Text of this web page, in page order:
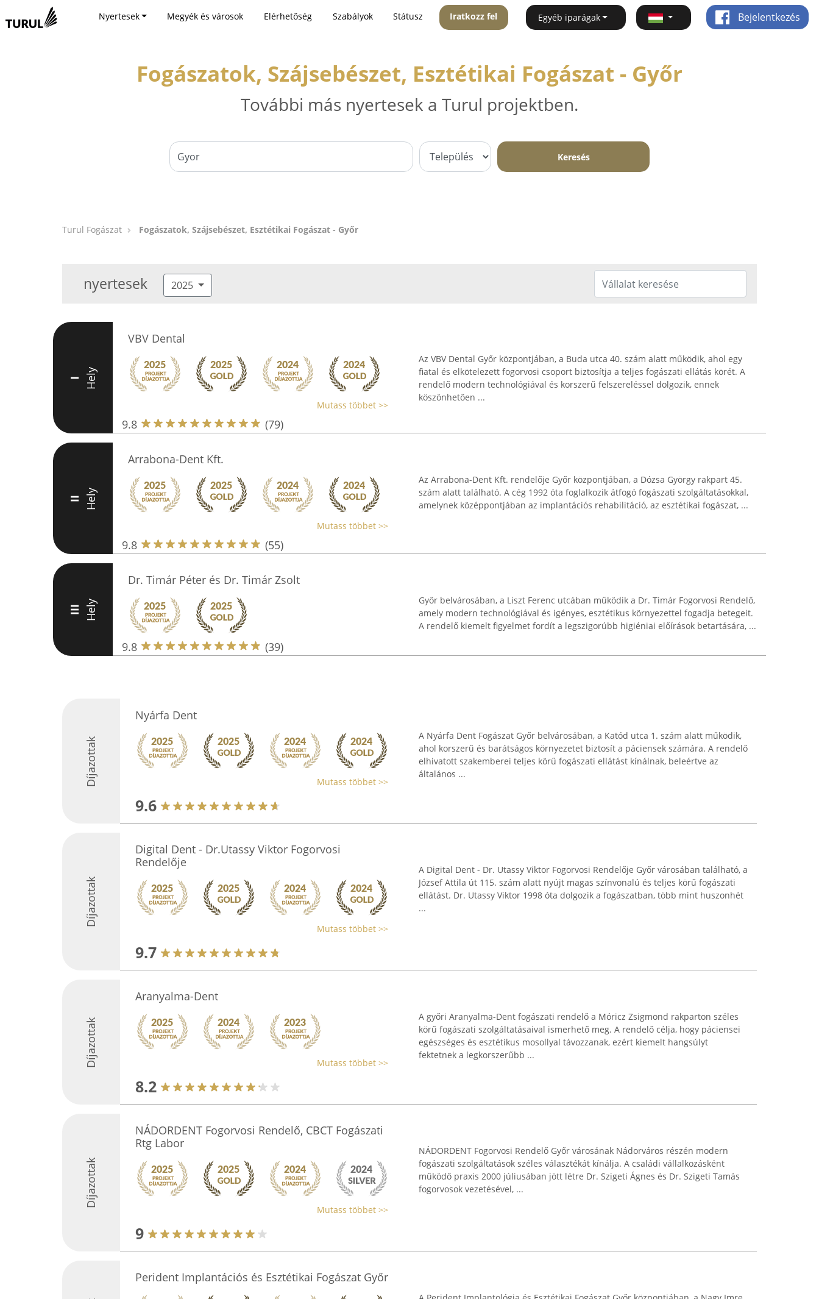
Nyertesek Megyék és városok Elérhetőség Szabályok Státusz Iratkozz fel Egyéb iparágak Bejelentkezés
Fogászatok, Szájsebészet, Esztétikai Fogászat - Győr
További más nyertesek a Turul projektben.
Keresés
Turul Fogászat Fogászatok, Szájsebészet, Esztétikai Fogászat - Győr
nyertesek 2025
I Hely
VBV Dental
Mutass többet >>
9.8 (79)
Az VBV Dental Győr központjában, a Buda utca 40. szám alatt működik, ahol egy
fiatal és elkötelezett fogorvosi csoport biztosítja a teljes fogászati ellátás körét. A
rendelő modern technológiával és korszerű felszereléssel dolgozik, ennek
köszönhetően ...
II Hely
Arrabona-Dent Kft.
Mutass többet >>
9.8 (55)
Az Arrabona-Dent Kft. rendelője Győr központjában, a Dózsa György rakpart 45.
szám alatt található. A cég 1992 óta foglalkozik átfogó fogászati szolgáltatásokkal,
amelynek középpontjában az implantációs rehabilitáció, az esztétikai fogászat, ...
III Hely
Dr. Timár Péter és Dr. Timár Zsolt
9.8 (39)
Győr belvárosában, a Liszt Ferenc utcában működik a Dr. Timár Fogorvosi Rendelő,
amely modern technológiával és igényes, esztétikus környezettel fogadja betegeit.
A rendelő kiemelt figyelmet fordít a legszigorúbb higiéniai előírások betartására, ...
Díjazottak
Nyárfa Dent
Mutass többet >>
9.6
A Nyárfa Dent Fogászat Győr belvárosában, a Katód utca 1. szám alatt működik,
ahol korszerű és barátságos környezetet biztosít a páciensek számára. A rendelő
elhivatott szakemberei teljes körű fogászati ellátást kínálnak, beleértve az
általános ...
Díjazottak
Digital Dent - Dr.Utassy Viktor Fogorvosi
Rendelője
Mutass többet >>
9.7
A Digital Dent - Dr. Utassy Viktor Fogorvosi Rendelője Győr városában található, a
József Attila út 115. szám alatt nyújt magas színvonalú és teljes körű fogászati
ellátást. Dr. Utassy Viktor 1998 óta dolgozik a fogászatban, több mint huszonhét
...
Díjazottak
Aranyalma-Dent
Mutass többet >>
8.2
A győri Aranyalma-Dent fogászati rendelő a Móricz Zsigmond rakparton széles
körű fogászati szolgáltatásaival ismerhető meg. A rendelő célja, hogy páciensei
egészséges és esztétikus mosollyal távozzanak, ezért kiemelt hangsúlyt
fektetnek a legkorszerűbb ...
Díjazottak
NÁDORDENT Fogorvosi Rendelő, CBCT Fogászati
Rtg Labor
Mutass többet >>
9
NÁDORDENT Fogorvosi Rendelő Győr városának Nádorváros részén modern
fogászati szolgáltatások széles választékát kínálja. A családi vállalkozásként
működő praxis 2000 júliusában jött létre Dr. Szigeti Ágnes és Dr. Szigeti Tamás
fogorvosok vezetésével, ...
Perident Implantációs és Esztétikai Fogászat Győr